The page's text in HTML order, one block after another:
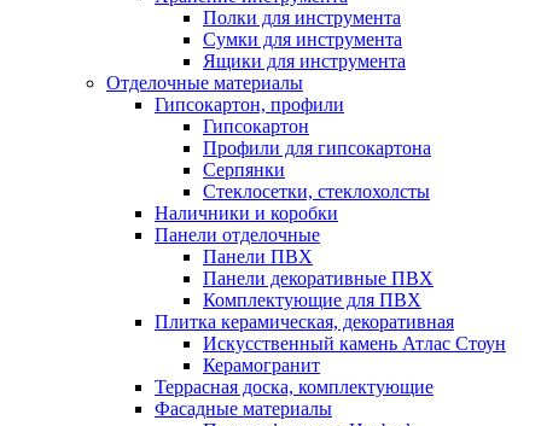
Полки для инструмента
Сумки для инструмента
Ящики для инструмента
Отделочные материалы
Гипсокартон, профили
Гипсокартон
Профили для гипсокартона
Серпянки
Стеклосетки, стеклохолсты
Наличники и коробки
Панели отделочные
Панели ПВХ
Панели декоративные ПВХ
Комплектующие для ПВХ
Плитка керамическая, декоративная
Искусственный камень Атлас Стоун
Керамогранит
Террасная доска, комплектующие
Фасадные материалы